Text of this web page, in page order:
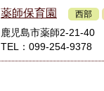
薬師保育園 西部
鹿児島市薬師2-21-40
TEL：099-254-9378